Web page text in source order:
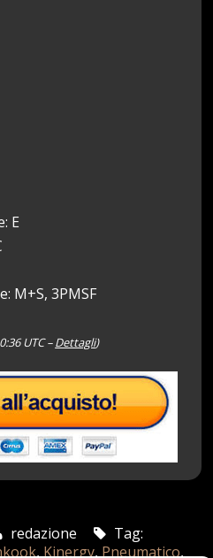
E
M+S, 3PMSF
UTC –Dettagli)
redazione
Tag:
,Kinergy,Pneumatico,